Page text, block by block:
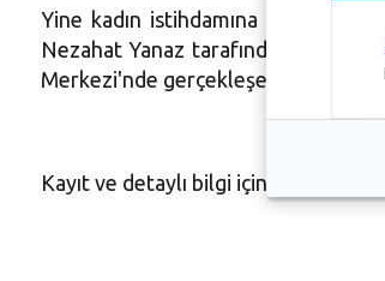
Yine kadın istihdamına yönelik
Nezahat Yanaz tarafından
Merkezi'nde gerçekleşecektir.
Kayıt ve detaylı bilgi için Nilüfer